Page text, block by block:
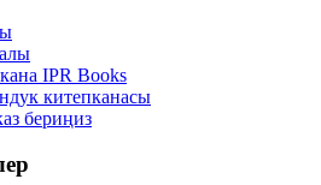
IPR Books
китепканасы
бериңиз